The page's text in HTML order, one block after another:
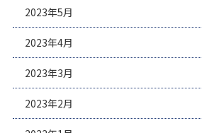
2023年5月
2023年4月
2023年3月
2023年2月